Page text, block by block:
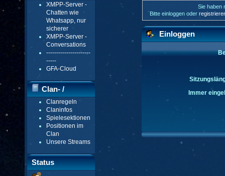
XMPP-Server -
Chatten wie
Whatsapp, nur
sicherer
XMPP-Server -
Conversations
----------------------
-----
GFA-Cloud
Clan- /
Gildenmenü
Clanregeln
Claninfos
Spielesektionen
Positionen im
Clan
Unsere Streams
Status
Sie haben
Bitte einloggen oder
Einloggen
Immer